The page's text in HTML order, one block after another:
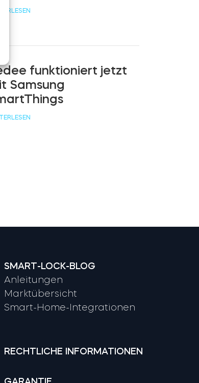
funktioniert jetzt
Samsung
SMART-LOCK-BLOG
Anleitungen
Marktübersicht
Smart-Home-Integrationen
RECHTLICHE INFORMATIONEN